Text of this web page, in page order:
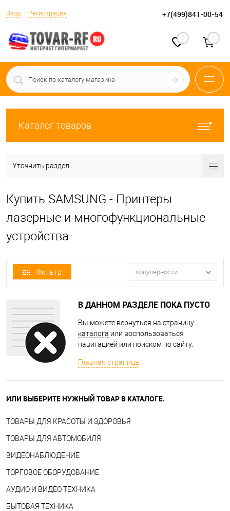
Вход Регистрация +7(499)841-00-54
0 0
Каталог товаров
Уточнить раздел
Купить SAMSUNG - Принтеры
лазерные и многофункциональные
устройства
Фильтр популярности
В ДАННОМ РАЗДЕЛЕ ПОКА ПУСТО
Вы можете вернуться на страницу
каталога или воспользоваться
навигацией или поиском по сайту.
Главная страница
ИЛИ ВЫБЕРИТЕ НУЖНЫЙ ТОВАР В КАТАЛОГЕ.
ТОВАРЫ ДЛЯ КРАСОТЫ И ЗДОРОВЬЯ
ТОВАРЫ ДЛЯ АВТОМОБИЛЯ
ВИДЕОНАБЛЮДЕНИЕ
ТОРГОВОЕ ОБОРУДОВАНИЕ
АУДИО И ВИДЕО ТЕХНИКА
БЫТОВАЯ ТЕХНИКА